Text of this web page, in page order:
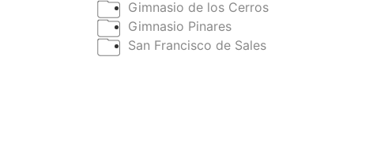
Gimnasio de los Cerros
Gimnasio Pinares
San Francisco de Sales